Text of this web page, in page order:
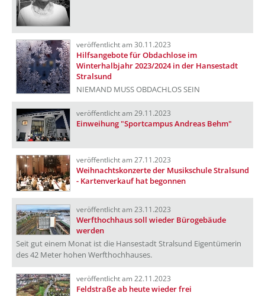
veröffentlicht am 30.11.2023
Hilfsangebote für Obdachlose im
Winterhalbjahr 2023/2024 in der Hansestadt
Stralsund
NIEMAND MUSS OBDACHLOS SEIN
veröffentlicht am 29.11.2023
Einweihung "Sportcampus Andreas Behm"
veröffentlicht am 27.11.2023
Weihnachtskonzerte der Musikschule Stralsund
- Kartenverkauf hat begonnen
veröffentlicht am 23.11.2023
Werfthochhaus soll wieder Bürogebäude
werden
Seit gut einem Monat ist die Hansestadt Stralsund Eigentümerin
des 42 Meter hohen Werfthochhauses.
veröffentlicht am 22.11.2023
Feldstraße ab heute wieder frei